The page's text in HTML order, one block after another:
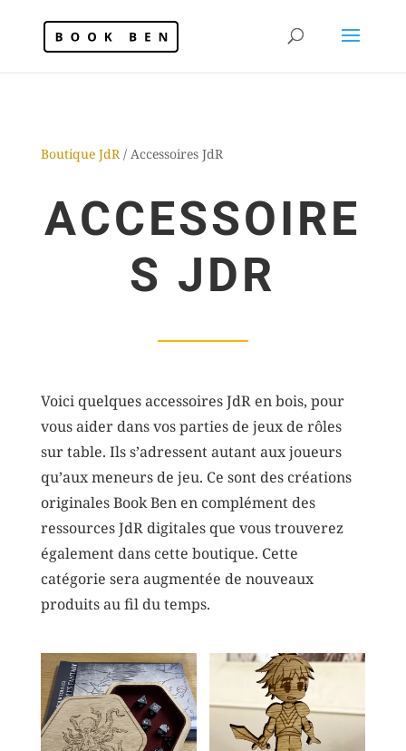
Boutique JdR/ Accessoires JdR
ACCESSOIRE
S JDR
Voici quelques accessoires JdR en bois, pour
vous aider dans vos parties de jeux de rôles
sur table. Ils s’adressent autant aux joueurs
qu’aux meneurs de jeu. Ce sont des créations
originales Book Ben en complément des
ressources JdR digitales que vous trouverez
également dans cette boutique. Cette
catégorie sera augmentée de nouveaux
produits au fil du temps.